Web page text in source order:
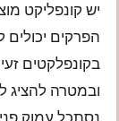
יש קונפליקט
הפרקים יכולים
בקונפלקטים
ובמטרה להציג
נסתכל עמוק